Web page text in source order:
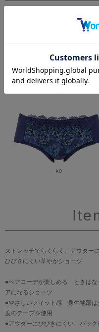
ストレッチでらくらく、アウターに
ひびきにくい華やかショーツ
●ペアコーデが楽しめる ときは
アになるショーツ
●やさしいフィット感 身生地部は
度のテープを使用
●アウターにひびきにくい バック